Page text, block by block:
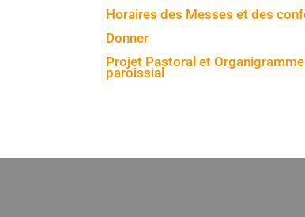
Horaires des Messes et des
Donner
Projet Pastoral et Organigramme
paroissial